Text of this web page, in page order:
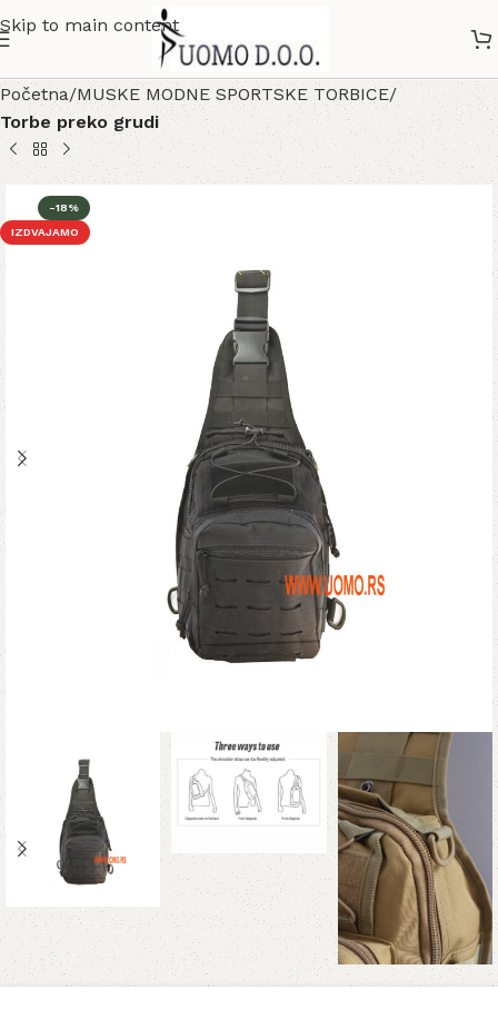
Skip to main content
Početna MUSKE MODNE SPORTSKE TORBICE
Torbe preko grudi
-18%
IZDVAJAMO